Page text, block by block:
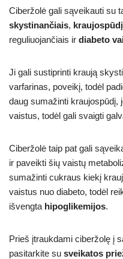
Ciberžolė gali sąveikauti su
skystinančiais, kraujospūdį
reguliuojančiais ir diabeto
Ji gali sustiprinti kraują
varfarinas, poveikį, todėl
daug sumažinti kraujospūdį,
vaistus, todėl gali svaigti
Ciberžolė taip pat gali
ir paveikti šių vaistų
sumažinti cukraus kiekį
vaistus nuo diabeto, todėl
išvengta hipoglikemijos.
Prieš įtraukdami ciberžolę į
pasitarkite su sveikatos